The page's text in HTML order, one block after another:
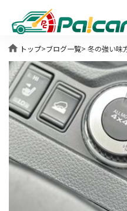
home トップ>ブログ一覧> 冬の強い味